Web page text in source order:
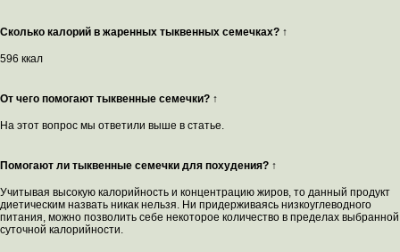
Сколько калорий в жаренных тыквенных семечках? ↑
596 ккал
От чего помогают тыквенные семечки? ↑
На этот вопрос мы ответили выше в статье.
Помогают ли тыквенные семечки для похудения? ↑
Учитывая высокую калорийность и концентрацию жиров, то данный продукт
диетическим назвать никак нельзя. Ни придерживаясь низкоуглеводного
питания, можно позволить себе некоторое количество в пределах выбранной
суточной калорийности.